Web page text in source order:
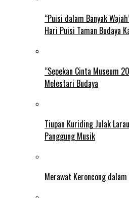
“Puisi dalam Banyak
Hari Puisi Taman Budaya
“Sepekan Cinta Museum
Melestari Budaya
Tiupan Kuriding Julak
Panggung Musik
Merawat Keroncong